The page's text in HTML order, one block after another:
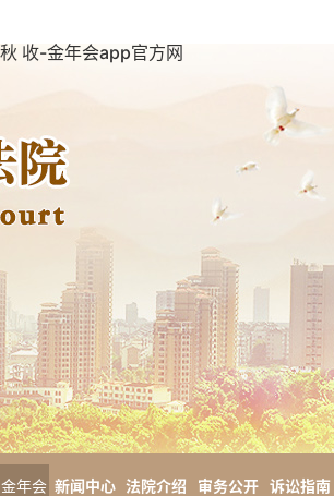
秋 收-金年会app官方网
金年会 新闻中心 法院介绍 审务公开 诉讼指南